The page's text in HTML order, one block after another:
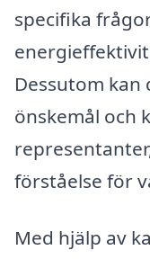
specifika
Dessutom kan
önskemål och
förståelse för
Med hjälp av